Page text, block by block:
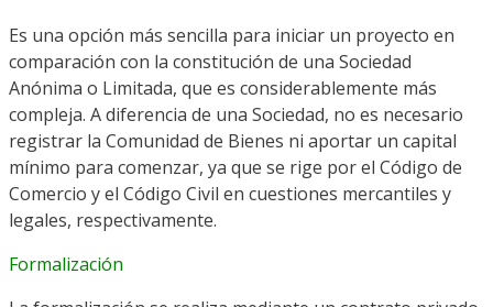
Es una opción más sencilla para iniciar un proyecto en
comparación con la constitución de una Sociedad
Anónima o Limitada, que es considerablemente más
compleja. A diferencia de una Sociedad, no es necesario
registrar la Comunidad de Bienes ni aportar un capital
mínimo para comenzar, ya que se rige por el Código de
Comercio y el Código Civil en cuestiones mercantiles y
legales, respectivamente.
Formalización